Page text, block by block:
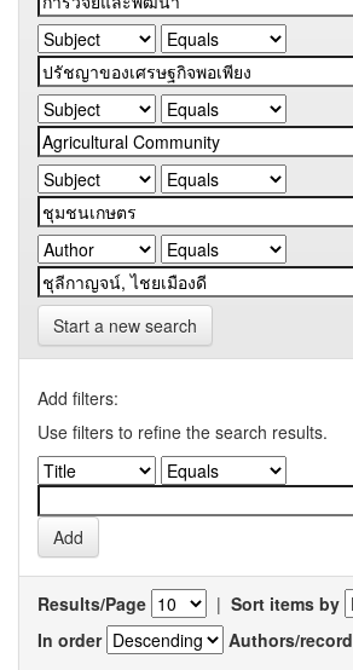
Start a new search
Add filters:
Use filters to refine the search results.
Results/Page | Sort items by
In order
Authors/record